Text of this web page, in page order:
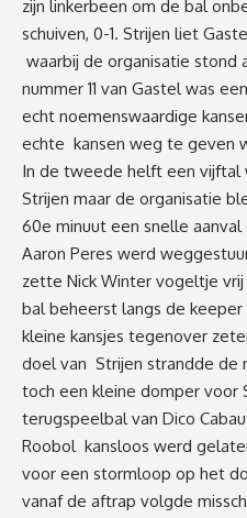
zijn linkerbeen om de bal
schuiven, 0-1. Strijen liet
waarbij de organisatie stond
nummer 11 van Gastel was
echt noemenswaardige
echte kansen weg te geven
In de tweede helft een vijftal
Strijen maar de organisatie
60e minuut een snelle
Aaron Peres werd
zette Nick Winter vogeltje
bal beheerst langs de keeper
kleine kansjes tegenover
doel van Strijen strandde de
toch een kleine domper voor
terugspeelbal van Dico
Roobol kansloos werd
voor een stormloop op het
vanaf de aftrap volgde